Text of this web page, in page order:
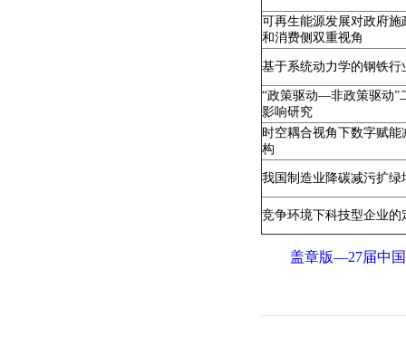
可再生能源发展对政府
和消费侧双重视角
基于系统动力学的钢铁
“政策驱动—非政策驱动”
影响研究
时空耦合视角下数字赋
构
我国制造业降碳减污扩
竞争环境下科技型企业
盖章版—27届中